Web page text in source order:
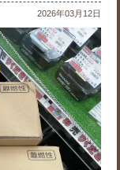
2026年03月12日